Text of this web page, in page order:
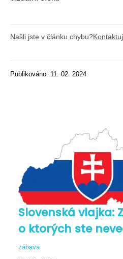
Našli jste v článku chybu?
Publikováno: 11. 02. 2024
Slovenská vlajka:
o ktorých ste
zábava